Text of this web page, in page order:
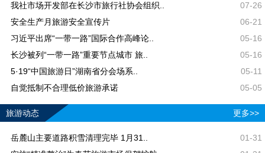
我社市场开发部在长沙市旅行社协会组织..
07-26
安全生产月旅游安全宣传片
06-21
习近平出席“一带一路”国际合作高峰论..
05-16
长沙被列“一带一路”重要节点城市 旅..
05-16
5·19“中国旅游日”湖南省分会场系..
05-11
自觉抵制不合理低价旅游承诺
05-05
旅游动态 更多>>
岳麓山主要道路积雪清理完毕 1月31..
01-31